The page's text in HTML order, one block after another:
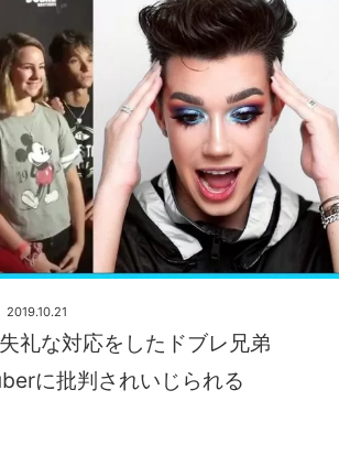
礼な対応をしたドブレ兄弟
に批判されいじられる
2019.10.21